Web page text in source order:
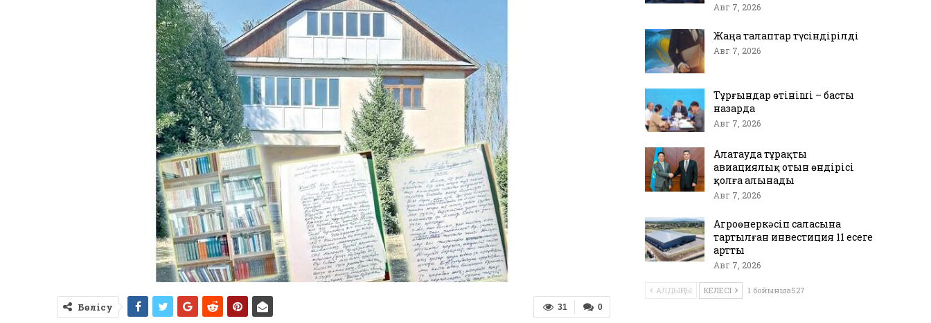
0
31
Бөлісу
Авг 7, 2026
Жаңа талаптар түсіндірілді
Авг 7, 2026
Тұрғындар өтініші – басты
назарда
Авг 7, 2026
Алатауда тұрақты
авиациялық отын өндірісі
қолға алынады
Авг 7, 2026
Агроөнеркәсіп саласына
тартылған инвестиция 11 есеге
артты
Авг 7, 2026
АЛДЫҢҒЫ КЕЛЕСІ 1 бойынша527